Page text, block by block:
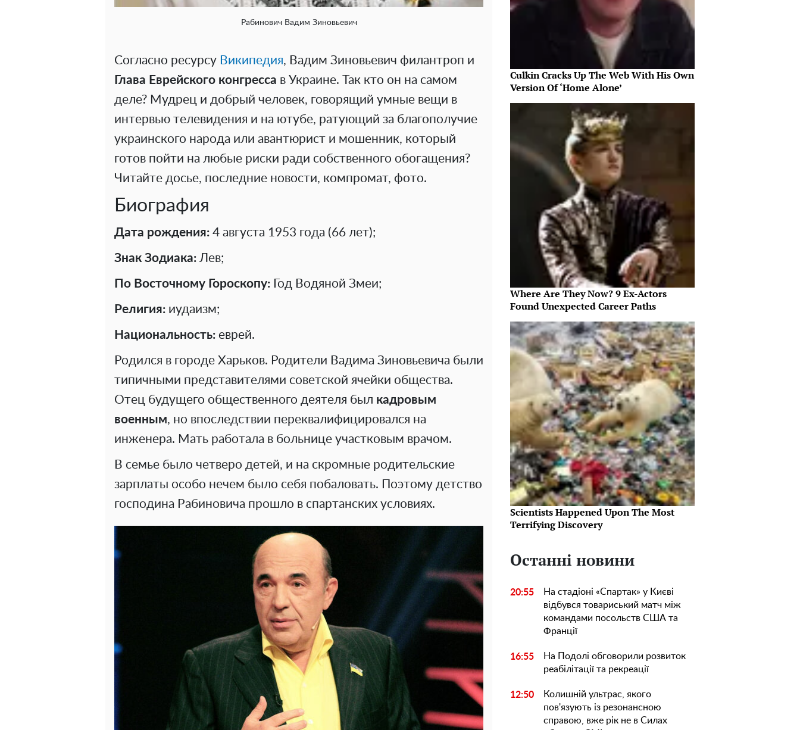
Рабинович Вадим Зиновьевич
Согласно ресурсу Википедия, Вадим Зиновьевич филантроп и
Глава Еврейского конгресса в Украине. Так кто он на самом
деле? Мудрец и добрый человек, говорящий умные вещи в
интервью телевидения и на ютубе, ратующий за благополучие
украинского народа или авантюрист и мошенник, который
готов пойти на любые риски ради собственного обогащения?
Читайте досье, последние новости, компромат, фото.
Биография
Дата рождения: 4 августа 1953 года (66 лет);
Знак Зодиака: Лев;
По Восточному Гороскопу: Год Водяной Змеи;
Религия: иудаизм;
Национальность: еврей.
Родился в городе Харьков. Родители Вадима Зиновьевича были
типичными представителями советской ячейки общества.
Отец будущего общественного деятеля был кадровым
военным, но впоследствии переквалифицировался на
инженера. Мать работала в больнице участковым врачом.
В семье было четверо детей, и на скромные родительские
зарплаты особо нечем было себя побаловать. Поэтому детство
господина Рабиновича прошло в спартанских условиях.
Culkin Cracks Up The Web With His Own
Version Of ‘Home Alone’
Where Are They Now? 9 Ex-Actors
Found Unexpected Career Paths
Scientists Happened Upon The Most
Terrifying Discovery
Останні новини
20:55
На стадіоні «Спартак» у Києві
відбувся товариський матч між
командами посольств США та
Франції
16:55
На Подолі обговорили розвиток
реабілітації та рекреації
12:50
Колишній ультрас, якого
пов'язують із резонансною
справою, вже рік не в Силах